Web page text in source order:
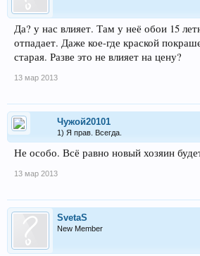
Да? у нас влияет. Там у неё обои 15
отпадает. Даже кое-где краской
старая. Разве это не влияет на цену?
13 мар 2013
Чужой20101
1) Я прав. Всегда.
Не особо. Всё равно новый хозяин
13 мар 2013
SvetaS
New Member